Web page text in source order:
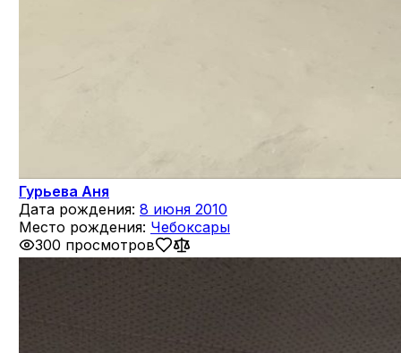
Гурьева Аня
Дата рождения: 8 июня 2010
Место рождения: Чебоксары
300 просмотров